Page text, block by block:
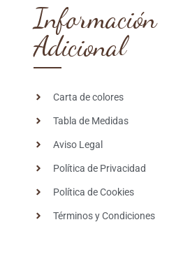
Información
Adicional
Carta de colores
Tabla de Medidas
Aviso Legal
Política de Privacidad
Política de Cookies
Términos y Condiciones